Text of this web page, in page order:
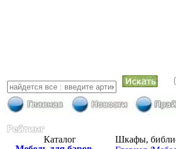
Каталог
Шкафы,